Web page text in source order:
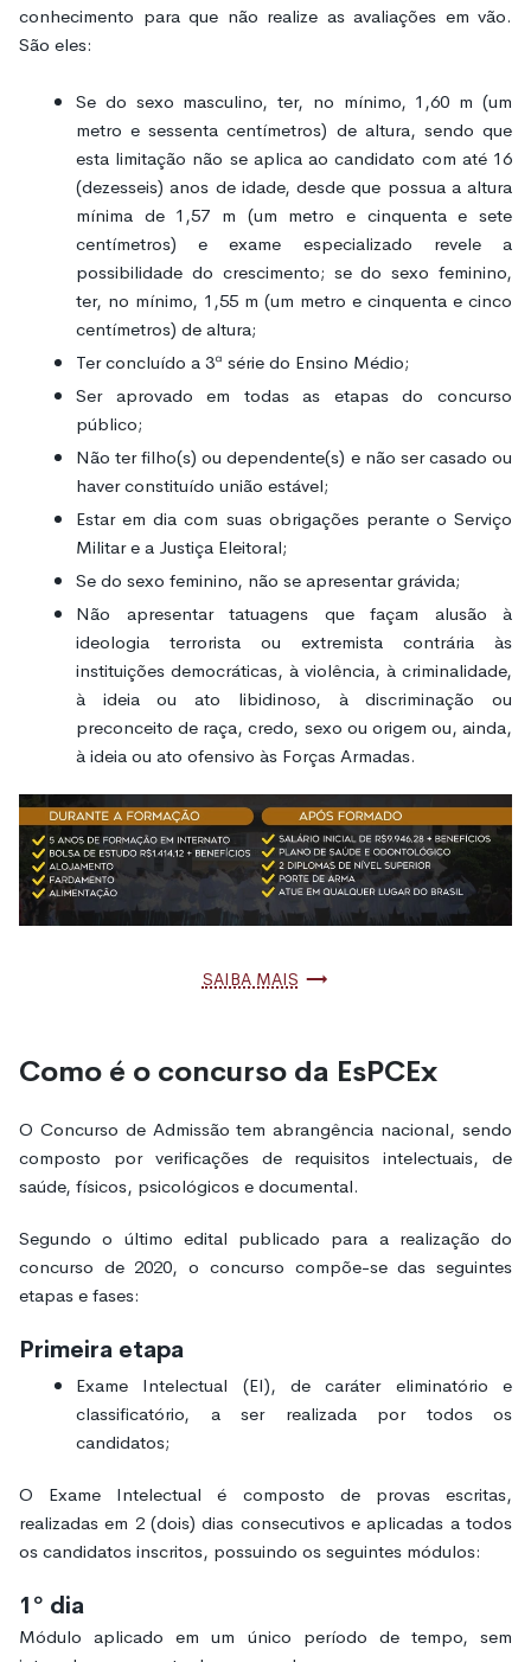
conhecimento para que não realize as avaliações em vão.
São eles:
Se do sexo masculino, ter, no mínimo, 1,60 m (um
metro e sessenta centímetros) de altura, sendo que
esta limitação não se aplica ao candidato com até 16
(dezesseis) anos de idade, desde que possua a altura
mínima de 1,57 m (um metro e cinquenta e sete
centímetros) e exame especializado revele a
possibilidade do crescimento; se do sexo feminino,
ter, no mínimo, 1,55 m (um metro e cinquenta e cinco
centímetros) de altura;
Ter concluído a 3ª série do Ensino Médio;
Ser aprovado em todas as etapas do concurso
público;
Não ter filho(s) ou dependente(s) e não ser casado ou
haver constituído união estável;
Estar em dia com suas obrigações perante o Serviço
Militar e a Justiça Eleitoral;
Se do sexo feminino, não se apresentar grávida;
Não apresentar tatuagens que façam alusão à
ideologia terrorista ou extremista contrária às
instituições democráticas, à violência, à criminalidade,
à ideia ou ato libidinoso, à discriminação ou
preconceito de raça, credo, sexo ou origem ou, ainda,
à ideia ou ato ofensivo às Forças Armadas.
Saiba mais
Como é o concurso da EsPCEx
O Concurso de Admissão tem abrangência nacional, sendo
composto por verificações de requisitos intelectuais, de
saúde, físicos, psicológicos e documental.
Segundo o último edital publicado para a realização do
concurso de 2020, o concurso compõe-se das seguintes
etapas e fases:
Primeira etapa
Exame Intelectual (EI), de caráter eliminatório e
classificatório, a ser realizada por todos os
candidatos;
O Exame Intelectual é composto de provas escritas,
realizadas em 2 (dois) dias consecutivos e aplicadas a todos
os candidatos inscritos, possuindo os seguintes módulos:
1º dia
Módulo aplicado em um único período de tempo, sem